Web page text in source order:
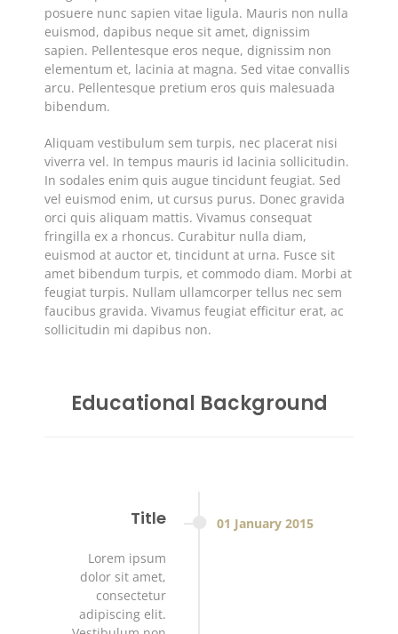
posuere nunc sapien vitae ligula. Mauris non nulla
euismod, dapibus neque sit amet, dignissim
sapien. Pellentesque eros neque, dignissim non
elementum et, lacinia at magna. Sed vitae convallis
arcu. Pellentesque pretium eros quis malesuada
bibendum.
Aliquam vestibulum sem turpis, nec placerat nisi
viverra vel. In tempus mauris id lacinia sollicitudin.
In sodales enim quis augue tincidunt feugiat. Sed
vel euismod enim, ut cursus purus. Donec gravida
orci quis aliquam mattis. Vivamus consequat
fringilla ex a rhoncus. Curabitur nulla diam,
euismod at auctor et, tincidunt at urna. Fusce sit
amet bibendum turpis, et commodo diam. Morbi at
feugiat turpis. Nullam ullamcorper tellus nec sem
faucibus gravida. Vivamus feugiat efficitur erat, ac
sollicitudin mi dapibus non.
Educational Background
01 January 2015
Title
Lorem ipsum
dolor sit amet,
consectetur
adipiscing elit.